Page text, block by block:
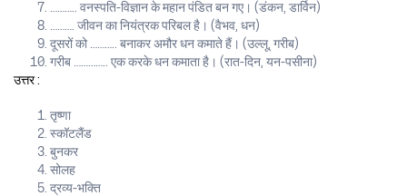
……….. वनस्पति-विज्ञान के महान पंडित बन गए। (डंकन, डार्विन)
………. जीवन का नियंत्रक परिबल है। (वैभव, धन)
दूसरों को ……….. बनाकर अमौर धन कमाते हैं। (उल्लू, गरीब)
गरीब ………….. एक करके धन कमाता है। (रात-दिन, यन-पसीना)
उत्तर :
तृष्णा
स्कॉटलैंड
बुनकर
सोलह
द्रव्य-भक्ति